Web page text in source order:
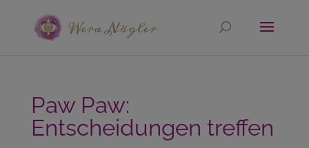
Paw Paw:
Entscheidungen treffen